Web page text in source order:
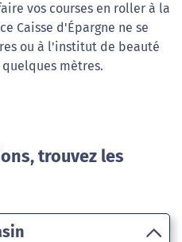
vos courses en roller à la
Caisse d'Épargne ne se
ou à l'institut de beauté
mètres.
trouvez les